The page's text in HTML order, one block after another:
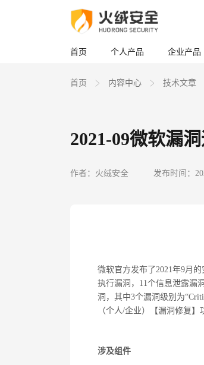
首页 个人产品 企业产品
首页 内容中心 技术文章
2021-09微软漏
作者：火绒安全 发布时间：
微软官方发布了2021年9月的
执行漏洞， 11个信息泄露漏洞
洞，其中3个漏洞级别为“
（个人/企业）【漏洞修复】
涉及组件